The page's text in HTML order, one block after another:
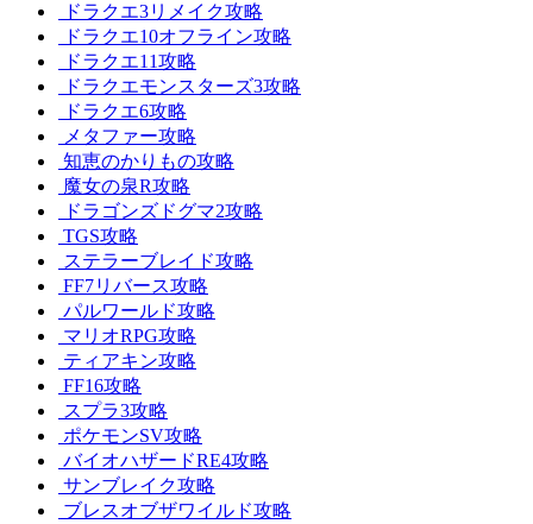
ドラクエ3リメイク攻略
ドラクエ10オフライン攻略
ドラクエ11攻略
ドラクエモンスターズ3攻略
ドラクエ6攻略
メタファー攻略
知恵のかりもの攻略
魔女の泉R攻略
ドラゴンズドグマ2攻略
TGS攻略
ステラーブレイド攻略
FF7リバース攻略
パルワールド攻略
マリオRPG攻略
ティアキン攻略
FF16攻略
スプラ3攻略
ポケモンSV攻略
バイオハザードRE4攻略
サンブレイク攻略
ブレスオブザワイルド攻略